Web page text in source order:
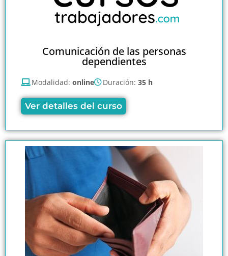
Comunicación de las personas
dependientes
Modalidad: online Duración: 35 h
Ver detalles del curso